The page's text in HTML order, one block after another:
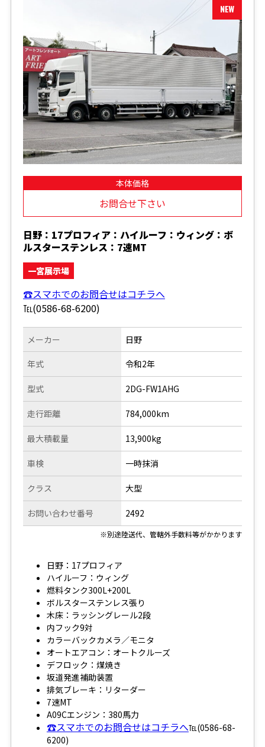
本体価格
お問合せ下さい
日野：17プロフィア：ハイルーフ：ウィング：ボ
ルスターステンレス：7速MT
一宮展示場
☎スマホでのお問合せはコチラへ
℡(0586-68-6200)
メーカー
年式
型式
走行距離
日野
令和2年
2DG-FW1AHG
784,000km
最大積載量
車検
クラス
お問い合わせ番号
13,900kg
一時抹消
大型
2492
※別途陸送代、管轄外手数料等がかかります
日野：17プロフィア
ハイルーフ：ウィング
燃料タンク300L+200L
ボルスターステンレス張り
木床：ラッシングレール2段
内フック9対
カラーバックカメラ／モニタ
オートエアコン：オートクルーズ
デフロック：煤焼き
坂道発進補助装置
排気ブレーキ：リターダー
7速MT
A09Cエンジン：380馬力
☎スマホでのお問合せはコチラへ℡(0586-68-
6200)